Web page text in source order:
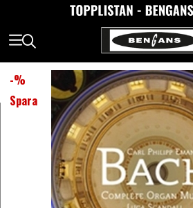
-%
Spara